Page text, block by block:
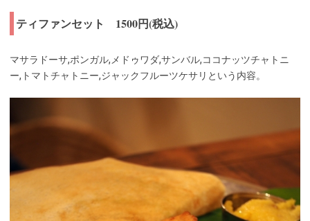
ティファンセット 1500円(税込)
マサラドーサ,ポンガル,メドゥワダ,サンバル,ココナッツチャトニ
ー,トマトチャトニー,ジャックフルーツケサリという内容。